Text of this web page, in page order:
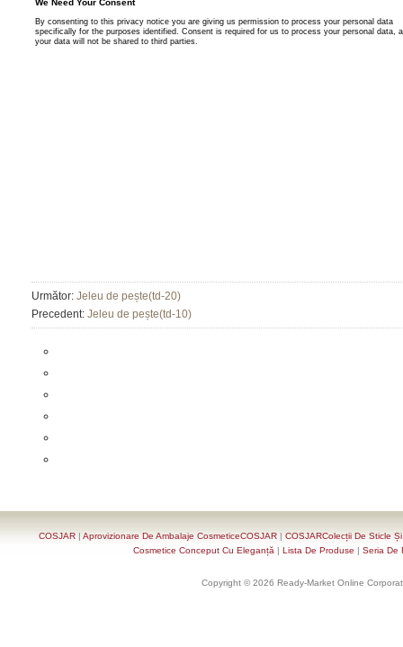
Următor: Jeleu de pește(td-20)
Precedent: Jeleu de pește(td-10)
COSJAR | Aprovizionare De Ambalaje CosmeticeCOSJAR | COSJARColecții De Sticle
Cosmetice Conceput Cu Eleganță | Lista De Produse | Seria De
Copyright © 2026 Ready-Market Online